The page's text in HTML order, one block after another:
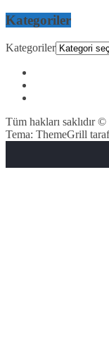
Kategoriler
Kategoriler
Tüm hakları saklıdır
Tema: ThemeGrill